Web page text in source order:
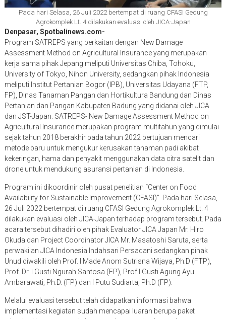
Pada hari Selasa, 26 Juli 2022 bertempat di ruang CFASI Gedung
Agrokomplek Lt. 4 dilakukan evaluasi oleh JICA-Japan
Denpasar, Spotbalinews.com-
Program SATREPS yang berkaitan dengan New Damage
Assessment Method on Agricultural Insurance yang merupakan
kerja sama pihak Jepang meliputi Universitas Chiba, Tohoku,
University of Tokyo, Nihon University, sedangkan pihak Indonesia
meliputi Institut Pertanian Bogor (IPB), Universitas Udayana (FTP,
FP), Dinas Tanaman Pangan dan Hortikultura Bandung dan Dinas
Pertanian dan Pangan Kabupaten Badung yang didanai oleh JICA
dan JST-Japan. SATREPS- New Damage Assessment Method on
Agricultural Insurance merupakan program multitahun yang dimulai
sejak tahun 2018 berakhir pada tahun 2022 bertujuan mencari
metode baru untuk mengukur kerusakan tanaman padi akibat
kekeringan, hama dan penyakit menggunakan data citra satelit dan
drone untuk mendukung asuransi pertanian di Indonesia.
Program ini dikoordinir oleh pusat penelitian “Center on Food
Availability for Sustainable Improvement (CFASI)”. Pada hari Selasa,
26 Juli 2022 bertempat di ruang CFASI Gedung Agrokomplek Lt. 4
dilakukan evaluasi oleh JICA-Japan terhadap program tersebut. Pada
acara tersebut dihadiri oleh pihak Evaluator JICA Japan Mr. Hiro
Okuda dan Project Coordinator JICA Mr. Masatoshi Saruta, serta
perwakilan JICA Indonesia Indahsari Persadani sedangkan pihak
Unud diwakili oleh Prof. I Made Anom Sutrisna Wijaya, Ph.D (FTP),
Prof. Dr. I Gusti Ngurah Santosa (FP), Prof I Gusti Agung Ayu
Ambarawati, Ph.D. (FP) dan I Putu Sudiarta, Ph.D (FP).
Melalui evaluasi tersebut telah didapatkan informasi bahwa
implementasi kegiatan sudah mencapai luaran berupa paket